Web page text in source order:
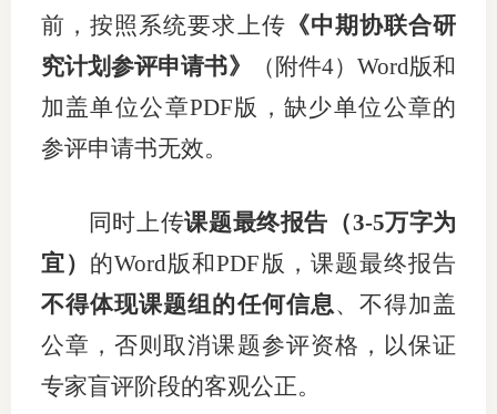
前， 按照系统要求上传 《中期协联合研
究计划参评申请书》
（ 附件4）Word版和
加盖单位公章PDF版，缺少单位公章的
参评申请书无效。
同时上传课题最终报告 （3-5万字为
宜） 的Word版和PDF版 ， 课题最终报告
不得体现课题组的任何信息、不得加盖
公章 ， 否则取消课题参评资格，以保证
专家盲评阶段的客观公正。